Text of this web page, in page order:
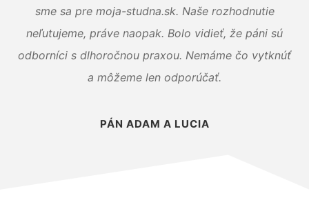
sme sa pre moja-studna.sk. Naše rozhodnutie
neľutujeme, práve naopak. Bolo vidieť, že páni sú
odborníci s dlhoročnou praxou. Nemáme čo vytknúť
a môžeme len odporúčať.
PÁN ADAM A LUCIA